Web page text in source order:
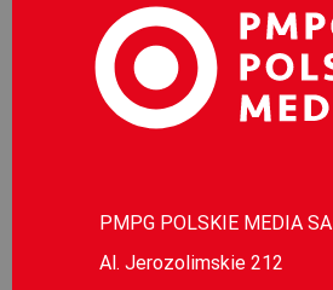
PMPG POLSKIE MEDIA SA
Al. Jerozolimskie 212